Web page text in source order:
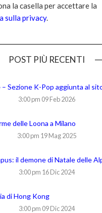
la casella per accettare la
sulla privacy.
POST PIÙ RECENTI
Sezione K-Pop aggiunta al
3:00 pm 09 Feb 2026
delle Loona a Milano
3:00 pm 19 Mag 2025
il demone di Natale delle
3:00 pm 16 Dic 2024
di Hong Kong
3:00 pm 09 Dic 2024